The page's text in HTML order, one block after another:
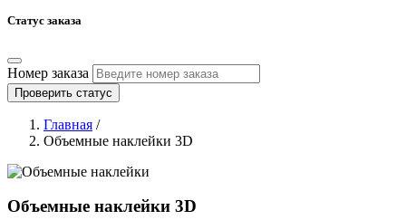
Статус заказа
Номер заказа
Проверить статус
Главная /
Объемные наклейки 3D
Объемные наклейки 3D